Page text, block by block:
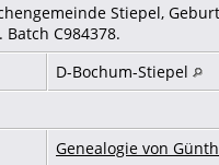
Stiepel,
Batch C984378.
D-Bochum-Stiepel
Genealogie von